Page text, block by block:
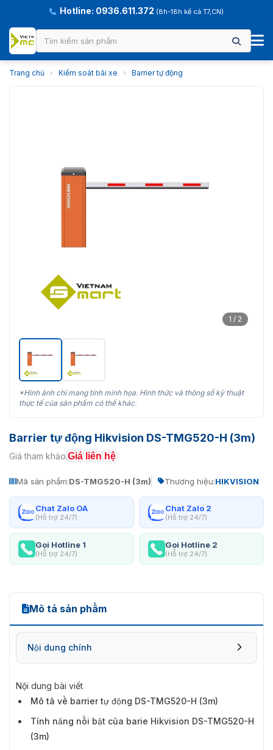
Hotline: 0936.611.372 (8h-18h kể cả T7,CN)
Trang chủ › Kiểm soát bãi xe › Barrier tự động
1 / 2
*Hình ảnh chỉ mang tính minh họa. Hình thức và thông số kỹ thuật
thực tế của sản phẩm có thể khác.
Barrier tự động Hikvision DS-TMG520-H (3m)
Giá tham khảo:Giá liên hệ
Mã sản phẩm:DS-TMG520-H (3m) Thương hiệu:HIKVISION
Chat Zalo OA
(Hỗ trợ 24/7)
Chat Zalo 2
(Hỗ trợ 24/7)
Gọi Hotline 1
(Hỗ trợ 24/7)
Gọi Hotline 2
(Hỗ trợ 24/7)
Mô tả sản phẩm
Nội dung chính
Nội dung bài viết
Mô tả về barrier tự động DS-TMG520-H (3m)
Tính năng nổi bật của barie Hikvision DS-TMG520-H
(3m)